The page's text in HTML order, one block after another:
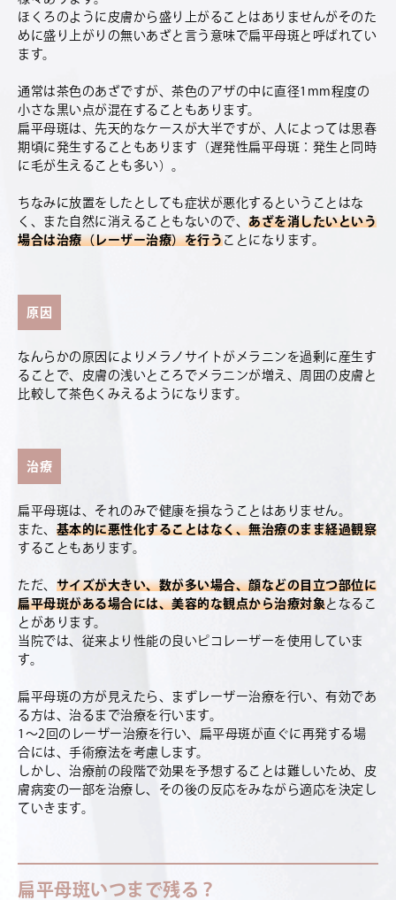
ほくろのように皮膚から盛り上がることはありませんがそのた
めに盛り上がりの無いあざと言う意味で扁平母斑と呼ばれてい
ます。
通常は茶色のあざですが、茶色のアザの中に直径1mm程度の
小さな黒い点が混在することもあります。
扁平母斑は、先天的なケースが大半ですが、人によっては思春
期頃に発生することもあります（遅発性扁平母斑：発生と同時
に毛が生えることも多い）。
ちなみに放置をしたとしても症状が悪化するということはな
く、また自然に消えることもないので、 あざを消したいという
場合は治療（レーザー治療）を行うことになります。
原因
なんらかの原因によりメラノサイトがメラニンを過剰に産生す
ることで、皮膚の浅いところでメラニンが増え、周囲の皮膚と
比較して茶色くみえるようになります。
治療
扁平母斑は、それのみで健康を損なうことはありません。
また、 基本的に悪性化することはなく、無治療のまま経過観察
することもあります。
ただ、 サイズが大きい、数が多い場合、顔などの目立つ部位に
扁平母斑がある場合には、美容的な観点から治療対象となるこ
とがあります。
当院では、従来より性能の良いピコレーザーを使用していま
す。
扁平母斑の方が見えたら、まずレーザー治療を行い、有効であ
る方は、治るまで治療を行います。
1～2回のレーザー治療を行い、扁平母斑が直ぐに再発する場
合には、手術療法を考慮します。
しかし、治療前の段階で効果を予想することは難しいため、皮
膚病変の一部を治療し、その後の反応をみながら適応を決定し
ていきます。
扁平母斑いつまで残る？